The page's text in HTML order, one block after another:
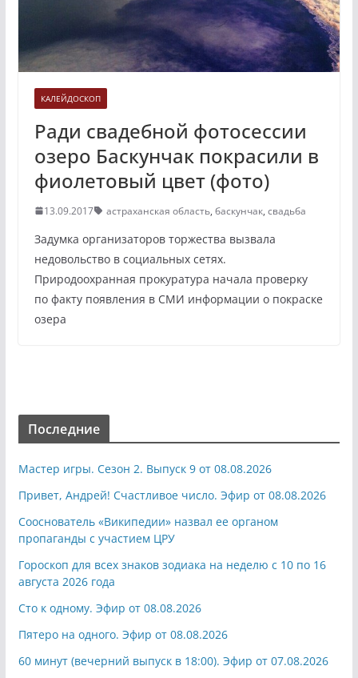
КАЛЕЙДОСКОП
Ради свадебной фотосессии
озеро Баскунчак покрасили в
фиолетовый цвет (фото)
13.09.2017 астраханская область, баскунчак, свадьба
Задумка организаторов торжества вызвала
недовольство в социальных сетях.
Природоохранная прокуратура начала проверку
по факту появления в СМИ информации о покраске
озера
Последние
Мастер игры. Сезон 2. Выпуск 9 от 08.08.2026
Привет, Андрей! Счастливое число. Эфир от 08.08.2026
Сооснователь «Википедии» назвал ее органом
пропаганды с участием ЦРУ
Гороскоп для всех знаков зодиака на неделю с 10 по 16
августа 2026 года
Сто к одному. Эфир от 08.08.2026
Пятеро на одного. Эфир от 08.08.2026
60 минут (вечерний выпуск в 18:00). Эфир от 07.08.2026